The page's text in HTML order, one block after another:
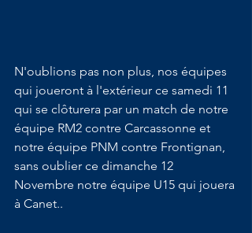
N'oublions pas non plus, nos équipes
qui joueront à l'extérieur ce samedi 11
qui se clôturera par un match de notre
équipe RM2 contre Carcassonne et
notre équipe PNM contre Frontignan,
sans oublier ce dimanche 12
Novembre notre équipe U15 qui jouera
à Canet..